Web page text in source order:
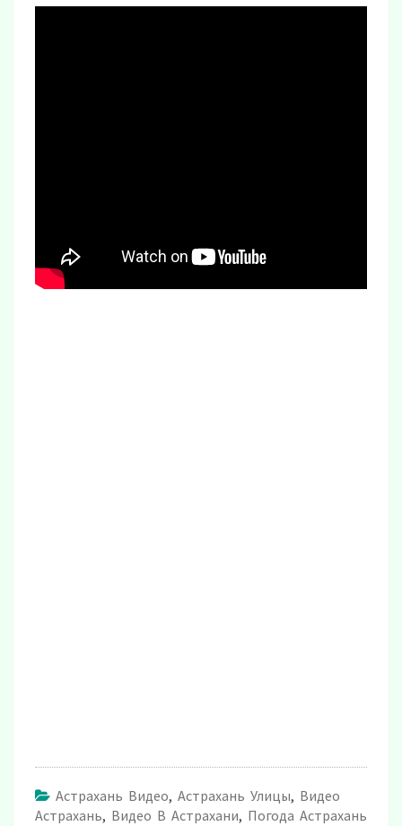
Астрахань Видео, Астрахань Улицы, Видео
Астрахань, Видео В Астрахани, Погода Астрахань